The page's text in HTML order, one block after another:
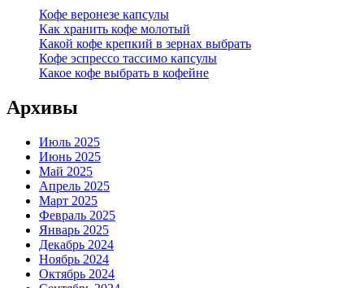
Кофе веронезе капсулы
Как хранить кофе молотый
Какой кофе крепкий в зернах выбрать
Кофе эспрессо тассимо капсулы
Какое кофе выбрать в кофейне
Архивы
Июль 2025
Июнь 2025
Май 2025
Апрель 2025
Март 2025
Февраль 2025
Январь 2025
Декабрь 2024
Ноябрь 2024
Октябрь 2024